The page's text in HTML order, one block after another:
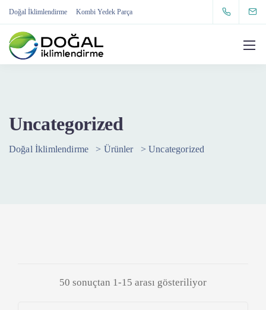
Doğal İklimlendirme Kombi Yedek Parça
Uncategorized
Doğal İklimlendirme > Ürünler >Uncategorized
50 sonuçtan 1-15 arası gösteriliyor